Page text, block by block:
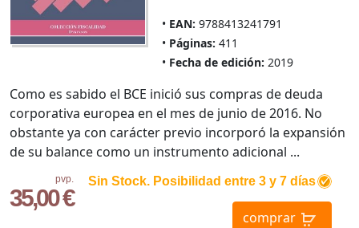
EAN: 9788413241791
Páginas: 411
Fecha de edición: 2019
pvp.
35,00 €
Sin Stock. Posibilidad entre 3 y 7 días
comprar
Como es sabido el BCE inició sus compras de deuda
corporativa europea en el mes de junio de 2016. No
obstante ya con carácter previo incorporó la expansión
de su balance como un instrumento adicional ...